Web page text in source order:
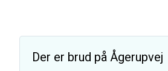
Der er brud på Ågerupvej